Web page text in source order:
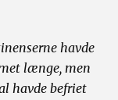
havde
længe, men
havde befriet